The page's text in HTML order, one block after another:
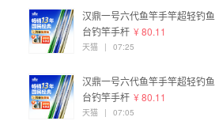
汉鼎一号六代鱼竿手竿超轻钓
台钓竿手杆 ¥ 80.11
天猫 | 07:25
汉鼎一号六代鱼竿手竿超轻钓
台钓竿手杆 ¥ 80.11
天猫 | 07:05